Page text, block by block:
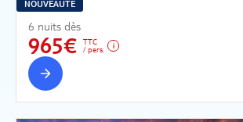
NOUVEAUTÉ
6 nuits dès
965€
TTC
/ pers.